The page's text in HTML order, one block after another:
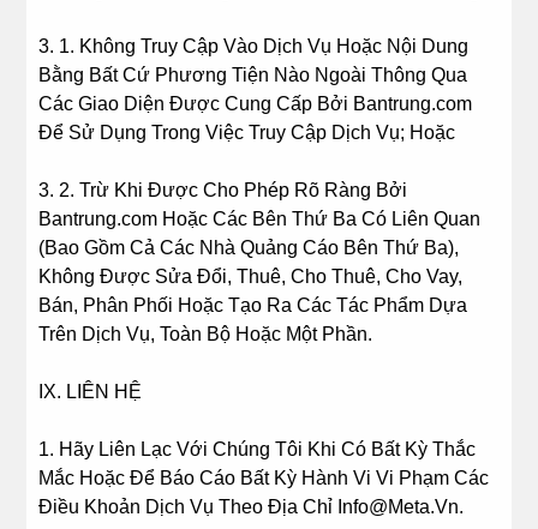
3. 1. Không Truy Cập Vào Dịch Vụ Hoặc Nội Dung
Bằng Bất Cứ Phương Tiện Nào Ngoài Thông Qua
Các Giao Diện Được Cung Cấp Bởi Bantrung.com
Để Sử Dụng Trong Việc Truy Cập Dịch Vụ; Hoặc
3. 2. Trừ Khi Được Cho Phép Rõ Ràng Bởi
Bantrung.com Hoặc Các Bên Thứ Ba Có Liên Quan
(Bao Gồm Cả Các Nhà Quảng Cáo Bên Thứ Ba),
Không Được Sửa Đổi, Thuê, Cho Thuê, Cho Vay,
Bán, Phân Phối Hoặc Tạo Ra Các Tác Phẩm Dựa
Trên Dịch Vụ, Toàn Bộ Hoặc Một Phần.
IX. LIÊN HỆ
1. Hãy Liên Lạc Với Chúng Tôi Khi Có Bất Kỳ Thắc
Mắc Hoặc Để Báo Cáo Bất Kỳ Hành Vi Vi Phạm Các
Điều Khoản Dịch Vụ Theo Địa Chỉ Info@Meta.Vn.